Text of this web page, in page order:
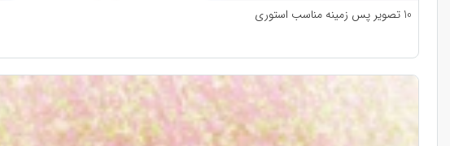
10 تصویر پس زمینه مناسب استوری